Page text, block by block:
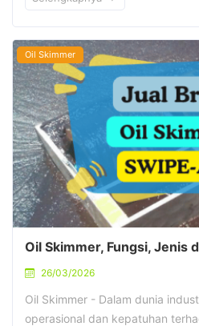
Oil Skimmer
Oil Skimmer, Fungsi, Jenis
26/03/2026
Oil Skimmer - Dalam dunia
operasional dan kepatuhan